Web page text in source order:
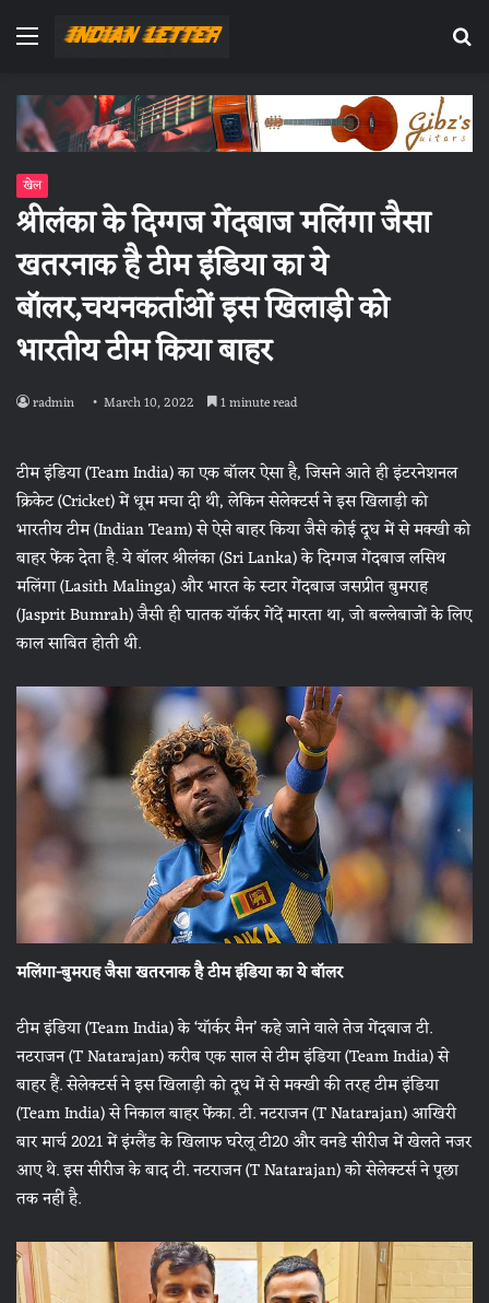
Menu
खेल
श्रीलंका के दिग्गज गेंदबाज मलिंगा जैसा
खतरनाक है टीम इंडिया का ये
बॉलर,चयनकर्ताओं इस खिलाड़ी को
भारतीय टीम किया बाहर
radmin March 10, 2022 1 minute read
टीम इंडिया (Team India) का एक बॉलर ऐसा है, जिसने आते ही इंटरनेशनल
क्रिकेट (Cricket) में धूम मचा दी थी, लेकिन सेलेक्टर्स ने इस खिलाड़ी को
भारतीय टीम (Indian Team) से ऐसे बाहर किया जैसे कोई दूध में से मक्खी को
बाहर फेंक देता है. ये बॉलर श्रीलंका (Sri Lanka) के दिग्गज गेंदबाज लसिथ
मलिंगा (Lasith Malinga) और भारत के स्टार गेंदबाज जसप्रीत बुमराह
(Jasprit Bumrah) जैसी ही घातक यॉर्कर गेंदें मारता था, जो बल्लेबाजों के लिए
काल साबित होती थी.
मलिंगा-बुमराह जैसा खतरनाक है टीम इंडिया का ये बॉलर
टीम इंडिया (Team India) के ‘यॉर्कर मैन’ कहे जाने वाले तेज गेंदबाज टी.
नटराजन (T Natarajan) करीब एक साल से टीम इंडिया (Team India) से
बाहर हैं. सेलेक्टर्स ने इस खिलाड़ी को दूध में से मक्खी की तरह टीम इंडिया
(Team India) से निकाल बाहर फेंका. टी. नटराजन (T Natarajan) आखिरी
बार मार्च 2021 में इंग्लैंड के खिलाफ घरेलू टी20 और वनडे सीरीज में खेलते नजर
आए थे. इस सीरीज के बाद टी. नटराजन (T Natarajan) को सेलेक्टर्स ने पूछा
तक नहीं है.